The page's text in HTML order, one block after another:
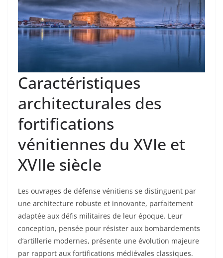
Caractéristiques
architecturales des
fortifications
vénitiennes du XVIe et
XVIIe siècle
Les ouvrages de défense vénitiens se distinguent par
une architecture robuste et innovante, parfaitement
adaptée aux défis militaires de leur époque. Leur
conception, pensée pour résister aux bombardements
d’artillerie modernes, présente une évolution majeure
par rapport aux fortifications médiévales classiques.